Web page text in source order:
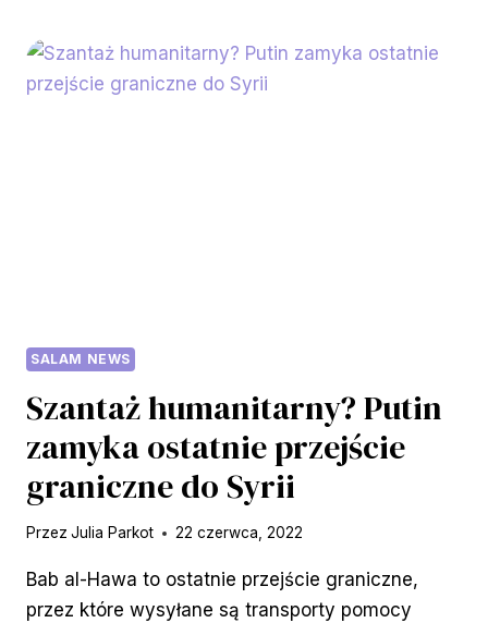
AFGANKĄ.
MIESZKAM
SALAM NEWS
Szantaż humanitarny? Putin
zamyka ostatnie przejście
graniczne do Syrii
Przez Julia Parkot 22 czerwca, 2022
Bab al-Hawa to ostatnie przejście graniczne,
przez które wysyłane są transporty pomocy